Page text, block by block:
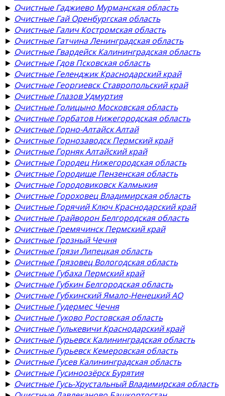
► Очистные Гаджиево Мурманская область
► Очистные Гай Оренбургская область
► Очистные Галич Костромская область
► Очистные Гатчина Ленинградская область
► Очистные Гвардейск Калининградская область
► Очистные Гдов Псковская область
► Очистные Геленджик Краснодарский край
► Очистные Георгиевск Ставропольский край
► Очистные Глазов Удмуртия
► Очистные Голицыно Московская область
► Очистные Горбатов Нижегородская область
► Очистные Горно-Алтайск Алтай
► Очистные Горнозаводск Пермский край
► Очистные Горняк Алтайский край
► Очистные Городец Нижегородская область
► Очистные Городище Пензенская область
► Очистные Городовиковск Калмыкия
► Очистные Гороховец Владимирская область
► Очистные Горячий Ключ Краснодарский край
► Очистные Грайворон Белгородская область
► Очистные Гремячинск Пермский край
► Очистные Грозный Чечня
► Очистные Грязи Липецкая область
► Очистные Грязовец Вологодская область
► Очистные Губаха Пермский край
► Очистные Губкин Белгородская область
► Очистные Губкинский Ямало-Ненецкий АО
► Очистные Гудермес Чечня
► Очистные Гуково Ростовская область
► Очистные Гулькевичи Краснодарский край
► Очистные Гурьевск Калининградская область
► Очистные Гурьевск Кемеровская область
► Очистные Гусев Калининградская область
► Очистные Гусиноозёрск Бурятия
► Очистные Гусь-Хрустальный Владимирская область